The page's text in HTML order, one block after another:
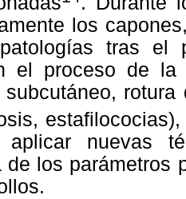
los
tras el
el proceso de la
subcutáneo,
aplicar nuevas
de los parámetros